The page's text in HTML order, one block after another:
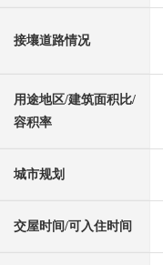
接壤道路情况
用途地区/建筑面积比/
容积率
城市规划
交屋时间/可入住时间